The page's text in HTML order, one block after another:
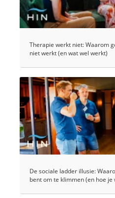
Therapie werkt niet: Waarom
niet werkt (en wat wel werkt)
De sociale ladder illusie:
bent om te klimmen (en hoe je